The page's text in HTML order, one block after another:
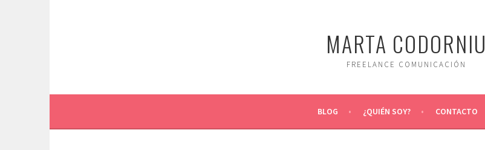
MARTA CODORNIU
FREELANCE COMUNICACIÓN
BLOG ¿QUIÉN SOY? CONTACTO